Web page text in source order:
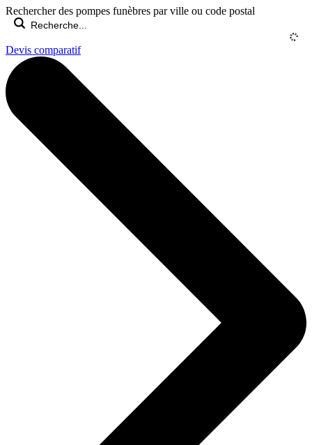
Rechercher des pompes funèbres par ville ou code postal
Devis comparatif